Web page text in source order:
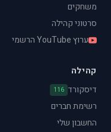
משחקים
סרטוני קהילה
ערוץ YouTube הרשמי
קהילה
דיסקורד 116
רשימת חברים
החשבון שלי